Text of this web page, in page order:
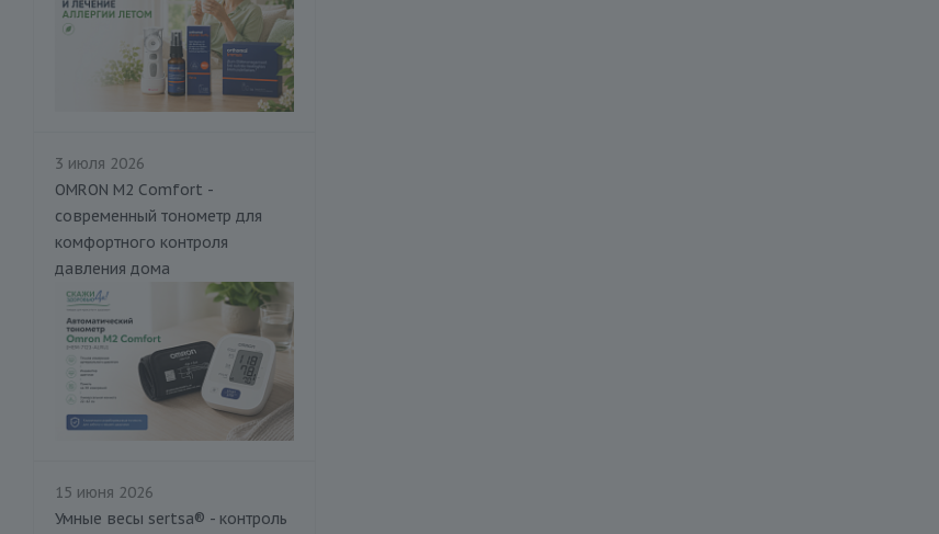
3 июля 2026
OMRON M2 Comfort -
современный тонометр для
комфортного контроля
давления дома
15 июня 2026
Умные весы sertsa® - контроль